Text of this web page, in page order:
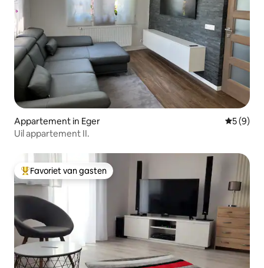
Appartement in Eger
5 (9)
Uil appartement II.
Topfavoriet van gasten
Favoriet van gasten